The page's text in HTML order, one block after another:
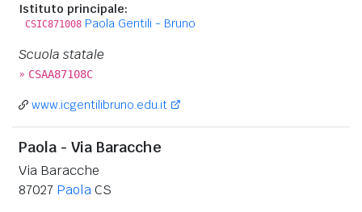
Istituto principale:
CSIC871008 Paola Gentili - Bruno
Scuola statale
» CSAA87108C
www.icgentilibruno.edu.it
Paola - Via Baracche
Via Baracche
87027 PaolaCS